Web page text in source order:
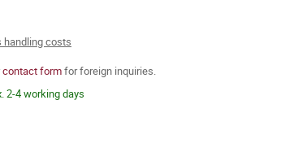
handling costs
contact formfor foreign inquiries.
2-4 working days